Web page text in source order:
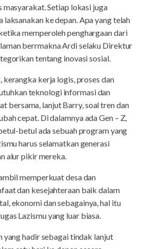
Setiap lokasi juga
laksanakan ke depan. Apa yang telah
memperoleh penghargaan dari
berrmakna Ardi selaku Direktur
tentang inovasi sosial.
kerangka kerja logis, proses dan
teknologi informasi dan
bersama, lanjut Barry, soal tren dan
cepat. Di dalamnya ada Gen – Z,
betul ada sebuah program yang
harus selamatkan generasi
alur pikir mereka.
memperkuat desa dan
dan kesejahteraan baik dalam
ekonomi dan sebagainya, hal itu
Lazismu yang luar biasa.
yang hadir sebagai tindak lanjut